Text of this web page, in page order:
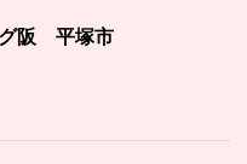
阪 平塚市